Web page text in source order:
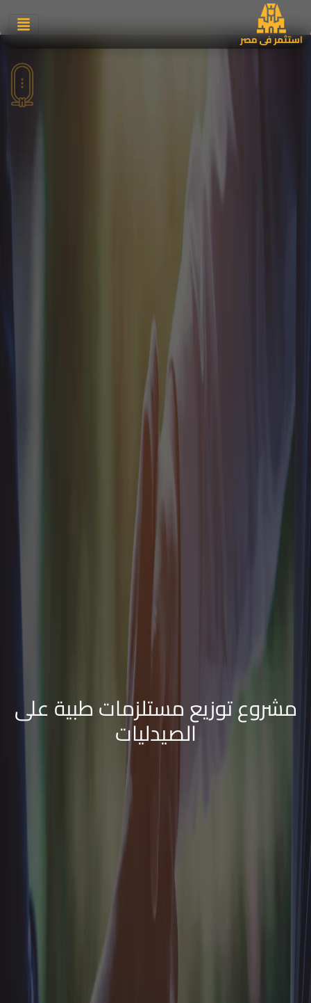
مشروع توزيع مستلزمات طبية على
الصيدليات